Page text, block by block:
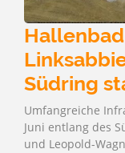
Südring
Umfangreiche
Juni entlang des
und Leopold-